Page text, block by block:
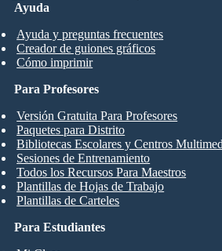
Ayuda
Ayuda y preguntas frecuentes
Creador de guiones gráficos
Cómo imprimir
Para Estudiantes
Para Profesores
Versión Gratuita Para Profesores
Paquetes para Distrito
Bibliotecas Escolares y Centros
Sesiones de Entrenamiento
Todos los Recursos Para Maestros
Plantillas de Hojas de Trabajo
Plantillas de Carteles